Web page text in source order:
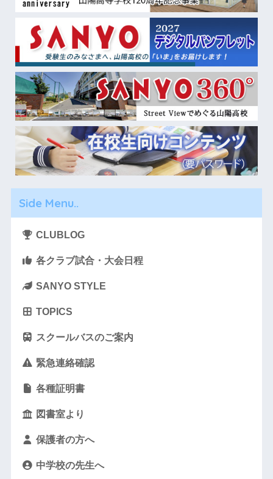
Side Menu..
CLUBLOG
各クラブ試合・大会日程
SANYO STYLE
TOPICS
スクールバスのご案内
緊急連絡確認
各種証明書
図書室より
保護者の方へ
中学校の先生へ